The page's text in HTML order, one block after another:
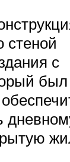
стеной
с
был